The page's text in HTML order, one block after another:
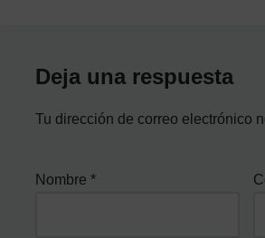
Deja una respuesta
Tu dirección de correo electrónico
Nombre *